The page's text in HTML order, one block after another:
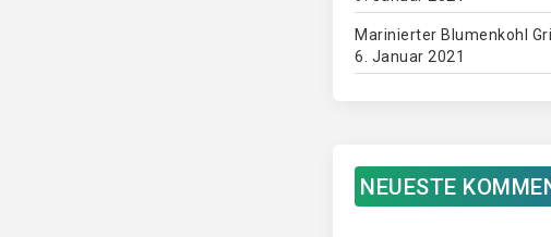
Marinierter Blumenkohl
6. Januar 2021
NEUESTE